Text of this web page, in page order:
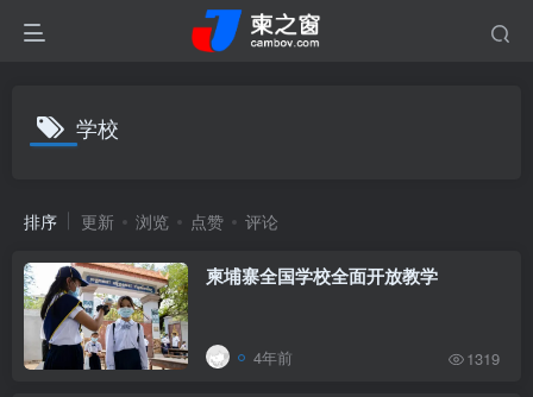
学校
排序 更新 浏览 点赞 评论
柬埔寨全国学校全面开放教学
4年前 1319